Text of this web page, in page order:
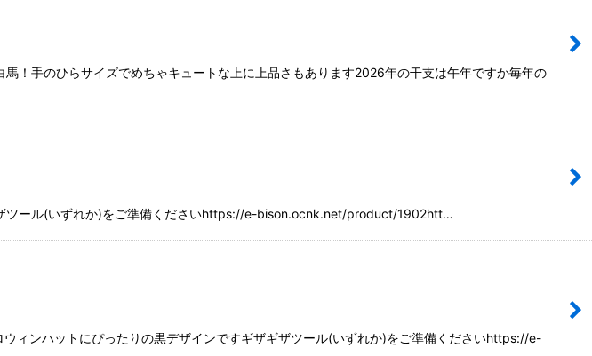
のひらサイズでめちゃキュートな上に上品さもあります2026年の干支は午年ですか毎年の
ル(いずれか)をご準備くださいhttps://e-bison.ocnk.net/product/1902htt…
ハットにぴったりの黒デザインですギザギザツール(いずれか)をご準備くださいhttps://e-